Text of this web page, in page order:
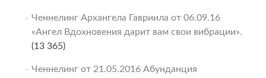
Ченнелинг Архангела Гавриила от 06.09.16
«Ангел Вдохновения дарит вам свои вибрации».
(13 365)
Ченнелинг от 21.05.2016 Абунданция